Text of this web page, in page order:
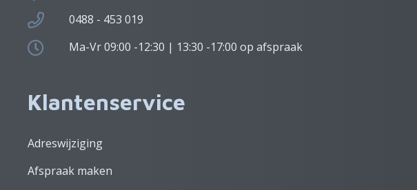
0488 - 453 019
Ma-Vr 09:00 -12:30 | 13:30 -17:00 op afspraak
Klantenservice
Adreswijziging
Afspraak maken